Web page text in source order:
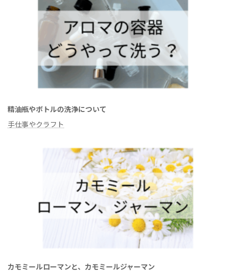
精油瓶やボトルの洗浄について
手仕事やクラフト
カモミールローマンと、カモミールジャーマン